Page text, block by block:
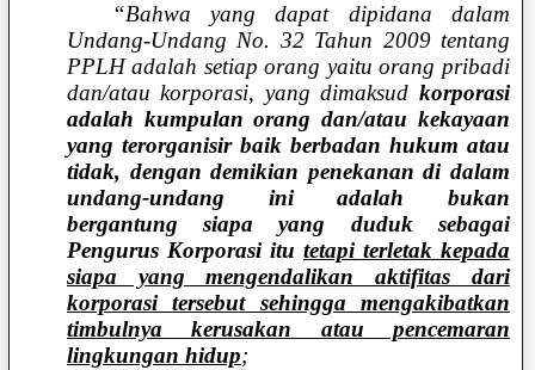
“Bahwa yang dapat dipidana dalam
Undang-Undang No. 32 Tahun 2009 tentang
PPLH adalah setiap orang yaitu orang pribadi
dan/atau korporasi, yang dimaksud korporasi
adalah kumpulan orang dan/atau kekayaan
yang terorganisir baik berbadan hukum atau
tidak, dengan demikian penekanan di dalam
undang-undang ini adalah bukan
bergantung siapa yang duduk sebagai
Pengurus Korporasi itu tetapi terletak kepada
siapa yang mengendalikan aktifitas dari
korporasi tersebut sehingga mengakibatkan
timbulnya kerusakan atau pencemaran
lingkungan hidup;